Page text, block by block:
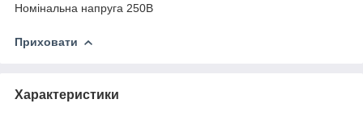
Номінальна напруга 250В
Приховати
Характеристики